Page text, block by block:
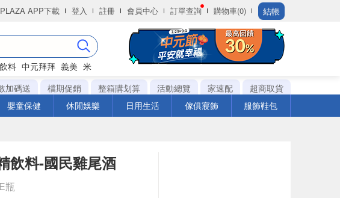
APP下載 登入 註冊 會員中心 訂單查詢 購物車(0) 結帳
飲料 中元拜拜 義美 米
加碼送 檔期促銷 整箱購划算 活動總覽 家速配
超商取貨
嬰童保健 休閒娛樂 日用生活 傢俱寢飾 服飾鞋包
飲料-國民雞尾酒
瓶